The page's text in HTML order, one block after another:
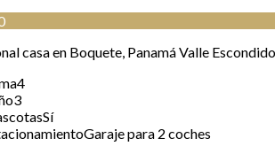
casa en Boquete, Panamá Valle
4
3
Sí
Garaje para 2 coches